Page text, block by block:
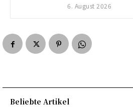
6. August 2026
Beliebte Artikel